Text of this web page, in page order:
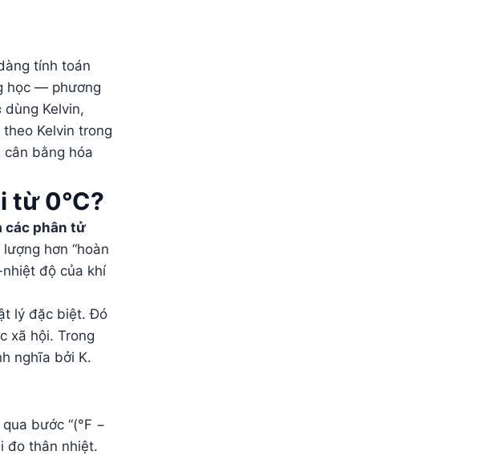
tính toán
học — phương
dùng Kelvin,
Kelvin trong
cân bằng hóa
từ 0°C?
các phân tử
hơn “hoàn
độ của khí
lý đặc biệt. Đó
xã hội. Trong
nghĩa bởi K.
bước “(°F −
đo thân nhiệt.